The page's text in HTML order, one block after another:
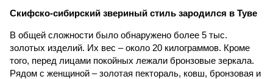
Скифско-сибирский звериный стиль зародился в Туве
В общей сложности было обнаружено более 5 тыс.
золотых изделий. Их вес – около 20 килограммов. Кроме
того, перед лицами покойных лежали бронзовые зеркала.
Рядом с женщиной – золотая пектораль, ковш, бронзовая и